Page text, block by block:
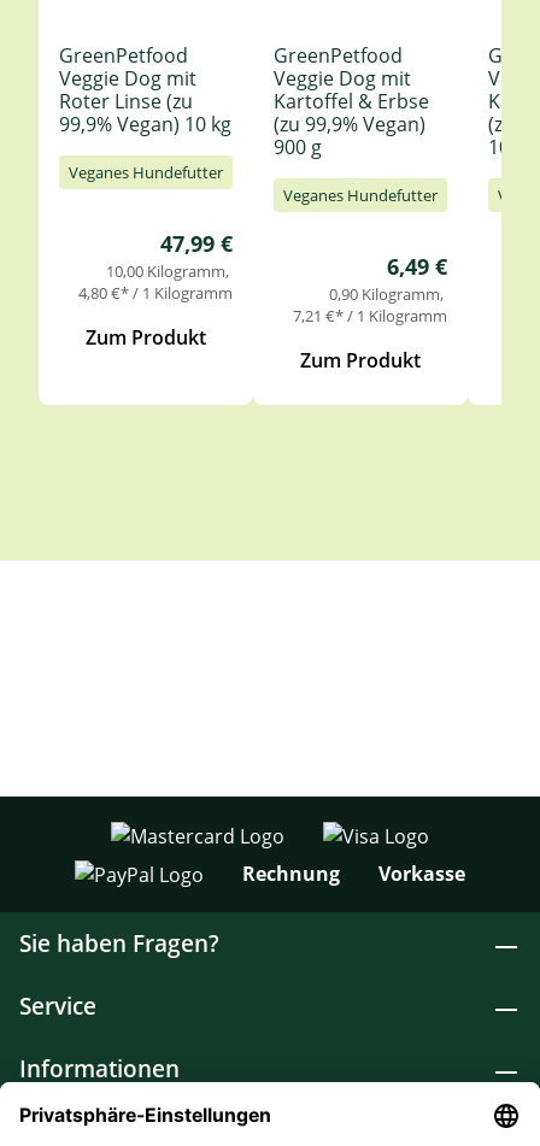
GreenPetfood
Veggie Dog mit
Roter Linse (zu
99,9% Vegan) 10 kg
Veganes Hundefutter
Regulärer Preis:
47,99 €
10,00 Kilogramm
4,80 €* / 1 Kilogramm
Zum Produkt
GreenPetfood
Veggie Dog mit
Kartoffel & Erbse
(zu 99,9% Vegan)
900 g
Veganes Hundefutter
Regulärer
6,49 €
0,90 Kilogramm
7,21 €* / 1 Kilogramm
Zum Produkt
(zu
10 Kg
Rechnung Vorkasse
Sie haben Fragen?
Service
Informationen
Lebensmittel